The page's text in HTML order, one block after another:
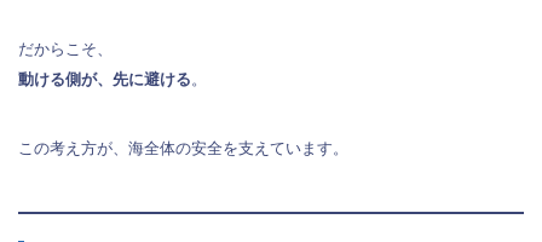
だからこそ、
動ける側が、先に避ける。
この考え方が、海全体の安全を支えています。